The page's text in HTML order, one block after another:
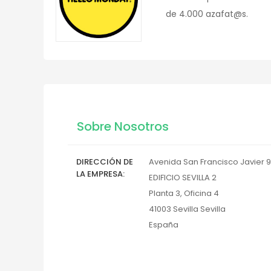
de 4.000 azafat@s.
Sobre Nosotros
DIRECCIÓN DE
LA EMPRESA
Avenida San Francisco Javier
EDIFICIO SEVILLA 2
Planta 3, Oficina 4
41003 Sevilla Sevilla
España